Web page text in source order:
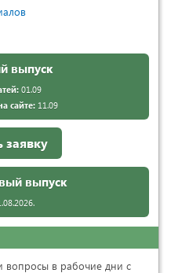
выпуск
01.09
сайте:11.09
заявку
выпуск
вопросы в рабочие дни с